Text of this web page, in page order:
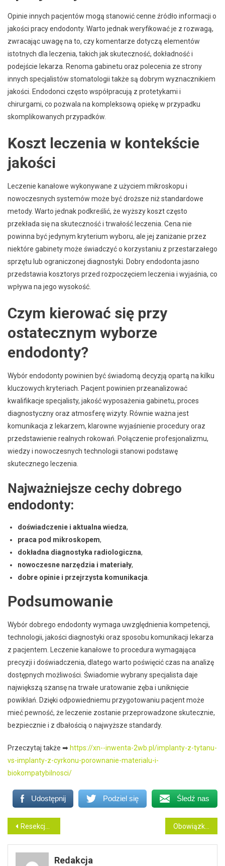
Opinie innych pacjentów mogą stanowić cenne źródło informacji o
jakości pracy endodonty. Warto jednak weryfikować je z rozwagą,
zwracając uwagę na to, czy komentarze dotyczą elementów
istotnych dla leczenia, takich jak skuteczność, dokładność i
podejście lekarza. Renoma gabinetu oraz polecenia ze strony
innych specjalistów stomatologii także są dobrym wyznacznikiem
jakości. Endodonci często współpracują z protetykami i
chirurgami, co pozwala na kompleksową opiekę w przypadku
skomplikowanych przypadków.
Koszt leczenia w kontekście
jakości
Leczenie kanałowe wykonywane z użyciem mikroskopu i
nowoczesnych systemów może być droższe niż standardowe
metody. Warto jednak podkreślić, że wyższy koszt często
przekłada się na skuteczność i trwałość leczenia. Cena nie
powinna być jedynym kryterium wyboru, ale jej zaniżanie przez
niektóre gabinety może świadczyć o korzystaniu z przestarzałego
sprzętu lub ograniczonej diagnostyki. Dobry endodonta jasno
przedstawia kosztorys przed rozpoczęciem leczenia i wyjaśnia, co
wpływa na jego wysokość.
Czym kierować się przy
ostatecznym wyborze
endodonty?
Wybór endodonty powinien być świadomą decyzją opartą na kilku
kluczowych kryteriach. Pacjent powinien przeanalizować
kwalifikacje specjalisty, jakość wyposażenia gabinetu, proces
diagnostyczny oraz atmosferę wizyty. Równie ważna jest
komunikacja z lekarzem, klarowne wyjaśnienie procedury oraz
przedstawienie realnych rokowań. Połączenie profesjonalizmu,
wiedzy i nowoczesnych technologii stanowi podstawę
skutecznego leczenia.
Najważniejsze cechy dobrego
endodonty:
doświadczenie i aktualna wiedza,
praca pod mikroskopem,
dokładna diagnostyka radiologiczna,
nowoczesne narzędzia i materiały,
dobre opinie i przejrzysta komunikacja
Podsumowanie
Wybór dobrego endodonty wymaga uwzględnienia kompetencji,
technologii, jakości diagnostyki oraz sposobu komunikacji lekarza
z pacjentem. Leczenie kanałowe to procedura wymagająca
precyzji i doświadczenia, dlatego warto poświęcić czas na analizę
dostępnych możliwości. Świadomie wybrany specjalista daje
największą szansę na trwałe uratowanie zęba i uniknięcie
powikłań. Dzięki odpowiedniemu przygotowaniu pacjent może
mieć pewność, że leczenie zostanie przeprowadzone skutecznie,
bezpiecznie i z dbałością o najwyższe standardy.
Przeczytaj także ➡ https://xn--inwenta-2wb.pl/implanty-z-tytanu-
vs-implanty-z-cyrkonu-porownanie-materialu-i-
biokompatybilnosci/
Udostępnij Podziel się Śledź nas
Nawigacja
wpisu
Resekcja wierzchołka korzenia – kiedy może uratować ząb? Obowiązki właściciela budynku w zakresie systemów zabezpieczeń przeciwpożarowych
Redakcja